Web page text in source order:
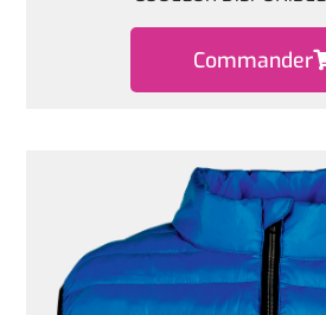
Commander